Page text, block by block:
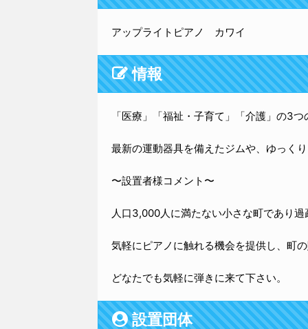
アップライトピアノ カワイ
情報
「医療」「福祉・子育て」「介護」の3
最新の運動器具を備えたジムや、ゆっく
〜設置者様コメント〜
人口3,000人に満たない小さな町であり
気軽にピアノに触れる機会を提供し、町
どなたでも気軽に弾きに来て下さい。
設置団体